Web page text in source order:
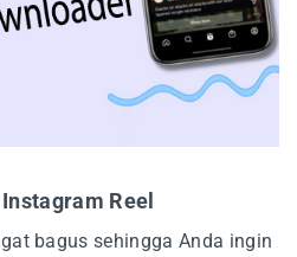
Reel
bagus sehingga Anda ingin